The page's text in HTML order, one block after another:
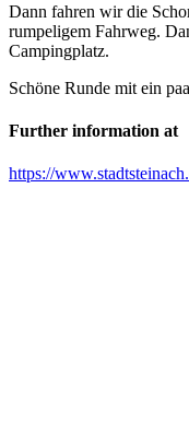
Dann fahren wir die
rumpeligem Fahrweg.
Campingplatz.
Schöne Runde mit ein
Further information at
https://